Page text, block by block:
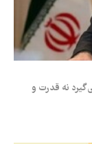
نه قدرت و